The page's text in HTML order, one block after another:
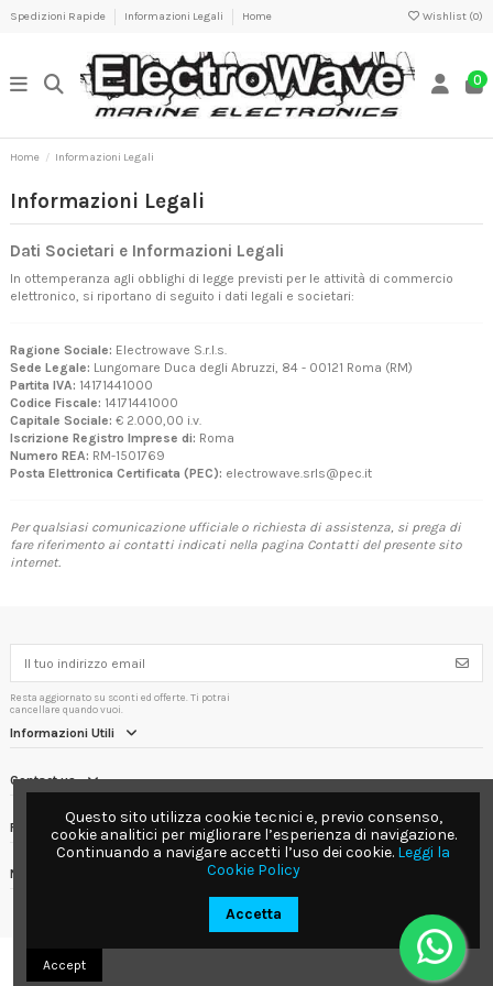
Spedizioni Rapide Informazioni Legali Home Wishlist (0)
0
Home Informazioni Legali
Informazioni Legali
Dati Societari e Informazioni Legali
In ottemperanza agli obblighi di legge previsti per le attività di commercio
elettronico, si riportano di seguito i dati legali e societari:
Ragione Sociale: Electrowave S.r.l.s.
Sede Legale: Lungomare Duca degli Abruzzi, 84 - 00121 Roma (RM)
Partita IVA: 14171441000
Codice Fiscale: 14171441000
Capitale Sociale: € 2.000,00 i.v.
Iscrizione Registro Imprese di: Roma
Numero REA: RM-1501769
Posta Elettronica Certificata (PEC): electrowave.srls@pec.it
Per qualsiasi comunicazione ufficiale o richiesta di assistenza, si prega di
fare riferimento ai contatti indicati nella pagina Contatti del presente sito
internet.
Resta aggiornato su sconti ed offerte. Ti potrai
cancellare quando vuoi.
Informazioni Utili
Contact us
Follow us
Newsletter
Questo sito utilizza cookie tecnici e, previo consenso,
cookie analitici per migliorare l’esperienza di navigazione.
Continuando a navigare accetti l’uso dei cookie. Leggi la
Cookie Policy
Accetta
Accept